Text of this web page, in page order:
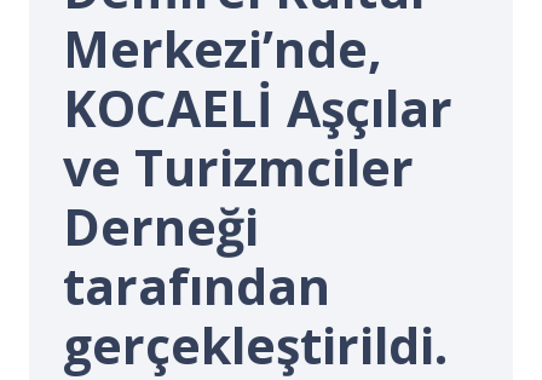
Merkezi’nde,
KOCAELİ Aşçılar
ve Turizmciler
Derneği
tarafından
gerçekleştirildi.